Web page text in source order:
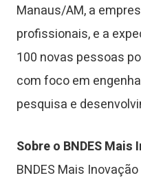
Manaus/AM, a
profissionais, e a
100 novas pessoas
com foco em
pesquisa e
Sobre o BNDES Mais
BNDES Mais